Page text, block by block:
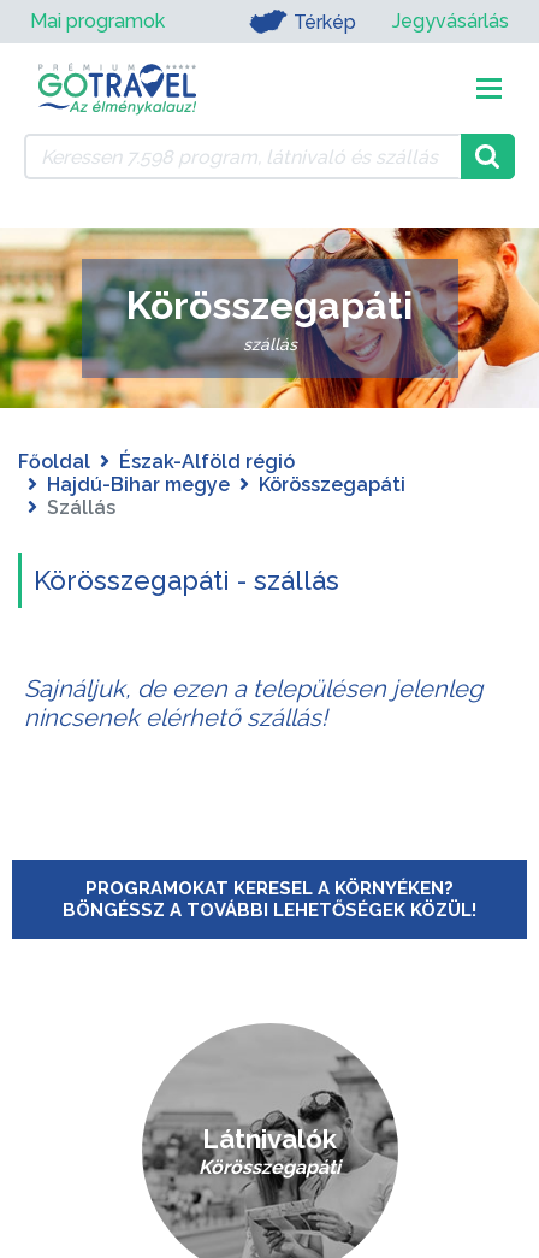
Mai programok Térkép Jegyvásárlás
Körösszegapáti
szállás
Főoldal
Észak-Alföld régió
Hajdú-Bihar megye
Körösszegapáti
Szállás
Körösszegapáti - szállás
Sajnáljuk, de ezen a településen jelenleg
nincsenek elérhető szállás!
PROGRAMOKAT KERESEL A KÖRNYÉKEN?
BÖNGÉSSZ A TOVÁBBI LEHETŐSÉGEK KÖZÜL!
Látnivalók
Körösszegapáti